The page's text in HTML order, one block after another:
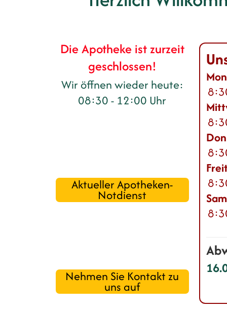
Die Apotheke ist zurzeit
geschlossen!
Wir öffnen wieder heute:
08:30 - 12:00 Uhr
Aktueller Apotheken-
Notdienst
Nehmen Sie Kontakt zu
uns auf